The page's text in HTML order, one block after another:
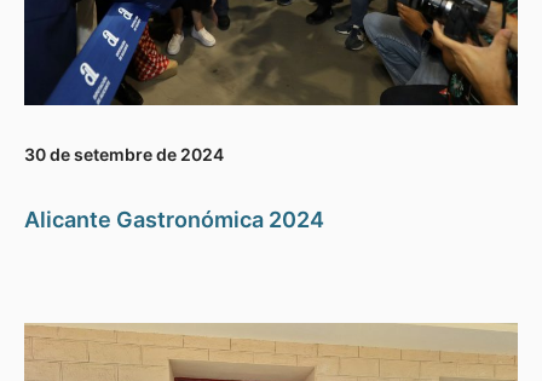
30 de setembre de 2024
Alicante Gastronómica 2024